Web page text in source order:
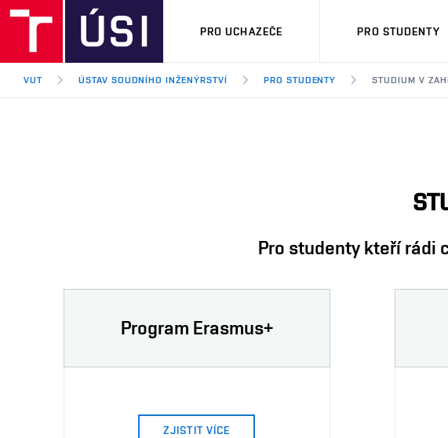
PRO UCHAZEČE PRO STUDENTY
VUT ÚSTAV SOUDNÍHO INŽENÝRSTVÍ PRO STUDENTY STUDIUM V
Pro studenty kteří rádi
Program Erasmus+
ZJISTIT VÍCE